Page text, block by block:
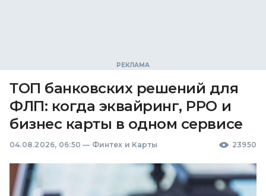
ТОП банковских решений для
ФЛП: когда эквайринг, РРО и
бизнес карты в одном сервисе
04.08.2026, 06:50 — Финтех и Карты 23950